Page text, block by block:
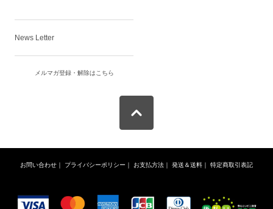
News Letter
メルマガ登録・解除はこちら
お問い合わせ ｜ プライバシーポリシー ｜ お支払方法 ｜ 発送＆送料 ｜ 特定商取引表記